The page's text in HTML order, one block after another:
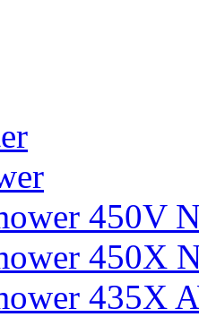
450V
450X
435X